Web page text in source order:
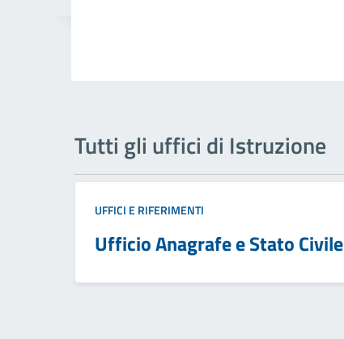
Tutti gli uffici di Istruzione
UFFICI E RIFERIMENTI
Ufficio Anagrafe e Stato Civile